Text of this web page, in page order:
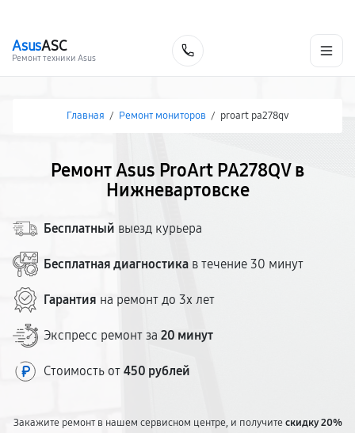
AsusASC
Ремонт техники Asus
Главная / Ремонт мониторов / proart pa278qv
Ремонт Asus ProArt PA278QV в
Нижневартовске
Бесплатный выезд курьера
Бесплатная диагностика в течение 30 минут
Гарантия на ремонт до 3х лет
Экспресс ремонт за 20 минут
Стоимость от 450 рублей
Закажите ремонт в нашем сервисном центре, и получитескидку 20%